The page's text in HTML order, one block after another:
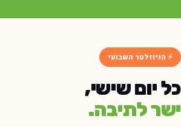
⚡ הניוזלטר השבועי
יום שישי,
לתיבה.